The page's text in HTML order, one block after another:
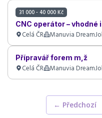
31 000 - 40 000 Kč
CNC operátor – vhodné
Celá ČR Manuvia
Přípravář forem m,ž
Celá ČR Manuvia
← Předchozí